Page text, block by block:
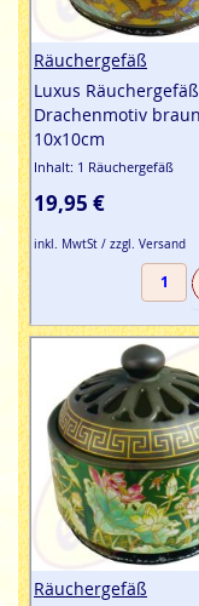
Räuchergefäß
Luxus Räuchergefäß
Drachenmotiv
10x10cm
Inhalt: 1 Räuchergefäß
19,95 €
inkl. MwtSt / zzgl. Versand
Räuchergefäß